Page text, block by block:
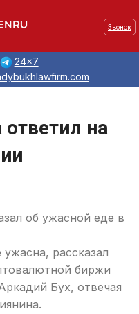
Звонок
24x7
на
об ужасной еде в
рассказал
биржи
Бух, отвечая